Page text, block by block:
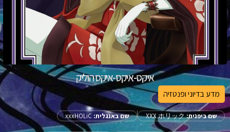
איקס-איקס-איקס הוליק
מדע בדיוני ופנטזיה
שם ביפנית:XXX ホリック שם באנגלית: xxxHOLiC